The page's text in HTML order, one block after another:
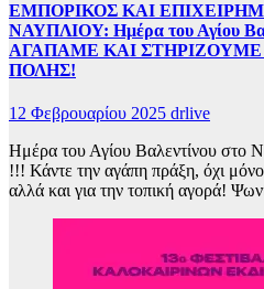
ΕΜΠΟΡΙΚΟΣ ΚΑΙ
ΝΑΥΠΛΙΟΥ: Ημέρα του Αγίου
ΑΓΑΠΑΜΕ ΚΑΙ
ΠΟΛΗΣ!
12 Φεβρουαρίου 2025 drlive
Ημέρα του Αγίου Βαλεντίνου στο
!!! Κάντε την αγάπη πράξη, όχι
αλλά και για την τοπική αγορά!